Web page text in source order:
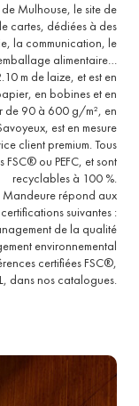
Mulhouse, le site de
cartes, dédiées à des
la communication, le
alimentaire…
m de laize, et est en
en bobines et en
de 90 à 600 g/m², en
est en mesure
client premium. Tous
ou PEFC, et sont
recyclables à 100 %.
Mandeure répond aux
certifications suivantes :
de la qualité
environnemental
certifiées FSC®,
dans nos catalogues.